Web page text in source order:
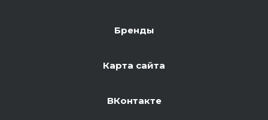
Бренды
Карта сайта
ВКонтакте